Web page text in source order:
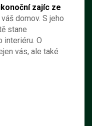
zajíc ze
domov. S jeho
stane
interiéru. O
vás, ale také